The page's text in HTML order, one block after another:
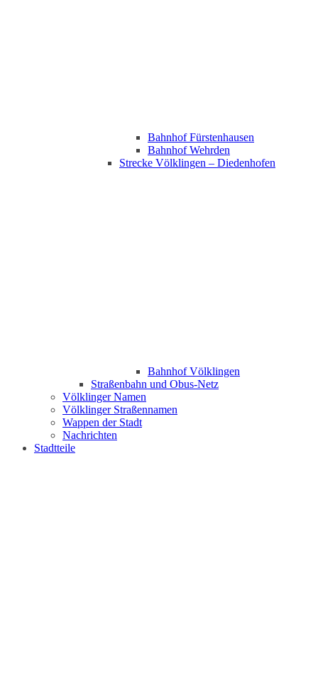
Bahnhof Fürstenhausen
Bahnhof Wehrden
Strecke Völklingen – Diedenhofen
Bahnhof Völklingen
Straßenbahn und Obus-Netz
Völklinger Namen
Völklinger Straßennamen
Wappen der Stadt
Nachrichten
Stadtteile